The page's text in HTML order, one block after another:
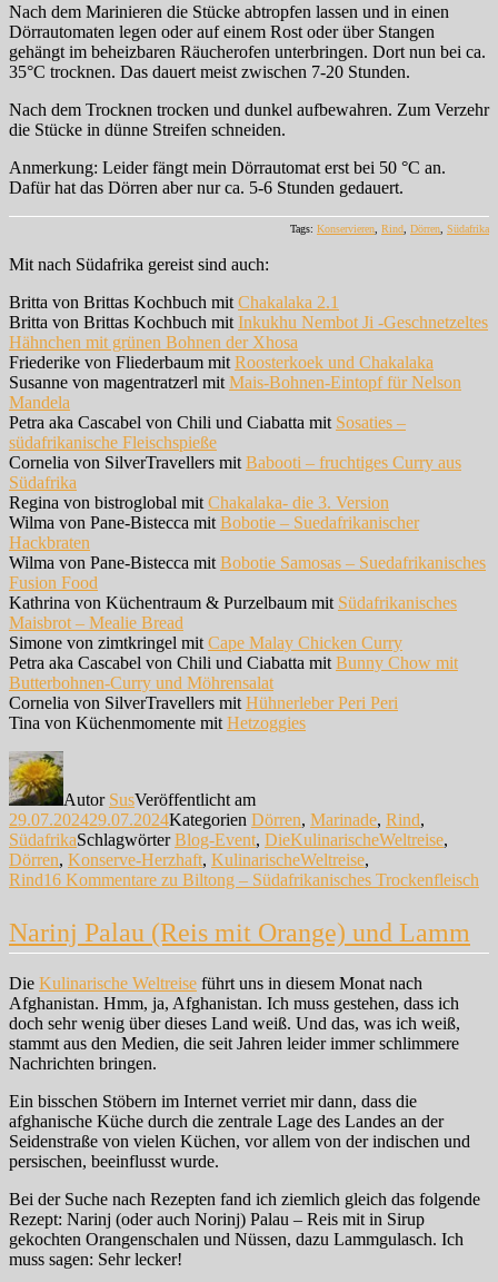
Nach dem Marinieren die Stücke abtropfen lassen und in einen
Dörrautomaten legen oder auf einem Rost oder über Stangen
gehängt im beheizbaren Räucherofen unterbringen. Dort nun bei ca.
35°C trocknen. Das dauert meist zwischen 7-20 Stunden.
Nach dem Trocknen trocken und dunkel aufbewahren. Zum Verzehr
die Stücke in dünne Streifen schneiden.
Anmerkung: Leider fängt mein Dörrautomat erst bei 50 °C an.
Dafür hat das Dörren aber nur ca. 5-6 Stunden gedauert.
Tags: Konservieren Rind Dörren Südafrika
Mit nach Südafrika gereist sind auch:
Britta von Brittas Kochbuch mit Chakalaka 2.1
Britta von Brittas Kochbuch mit Inkukhu Nembot Ji -Geschnetzeltes
Hähnchen mit grünen Bohnen der Xhosa
Friederike von Fliederbaum mit Roosterkoek und Chakalaka
Susanne von magentratzerl mit Mais-Bohnen-Eintopf für Nelson
Mandela
Petra aka Cascabel von Chili und Ciabatta mit Sosaties –
südafrikanische Fleischspieße
Cornelia von SilverTravellers mit Babooti – fruchtiges Curry aus
Südafrika
Regina von bistroglobal mit Chakalaka- die 3. Version
Wilma von Pane-Bistecca mit Bobotie – Suedafrikanischer
Hackbraten
Wilma von Pane-Bistecca mit Bobotie Samosas – Suedafrikanisches
Fusion Food
Kathrina von Küchentraum & Purzelbaum mit Südafrikanisches
Maisbrot – Mealie Bread
Simone von zimtkringel mit Cape Malay Chicken Curry
Petra aka Cascabel von Chili und Ciabatta mit Bunny Chow mit
Butterbohnen-Curry und Möhrensalat
Cornelia von SilverTravellers mit Hühnerleber Peri Peri
Tina von Küchenmomente mit Hetzoggies
Autor SusVeröffentlicht am
29.07.202429.07.2024Kategorien Dörren, Marinade, Rind,
SüdafrikaSchlagwörterBlog-Event, DieKulinarischeWeltreise,
Dörren, Konserve-Herzhaft, KulinarischeWeltreise,
Rind16 Kommentare zu Biltong – Südafrikanisches Trockenfleisch
Narinj Palau (Reis mit Orange) und Lamm
Die Kulinarische Weltreise führt uns in diesem Monat nach
Afghanistan. Hmm, ja, Afghanistan. Ich muss gestehen, dass ich
doch sehr wenig über dieses Land weiß. Und das, was ich weiß,
stammt aus den Medien, die seit Jahren leider immer schlimmere
Nachrichten bringen.
Ein bisschen Stöbern im Internet verriet mir dann, dass die
afghanische Küche durch die zentrale Lage des Landes an der
Seidenstraße von vielen Küchen, vor allem von der indischen und
persischen, beeinflusst wurde.
Bei der Suche nach Rezepten fand ich ziemlich gleich das folgende
Rezept: Narinj (oder auch Norinj) Palau – Reis mit in Sirup
gekochten Orangenschalen und Nüssen, dazu Lammgulasch. Ich
muss sagen: Sehr lecker!